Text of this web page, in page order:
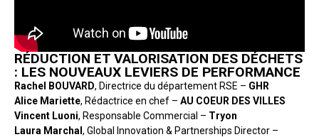
RÉDUCTION ET VALORISATION DES DÉCHETS
: LES NOUVEAUX LEVIERS DE PERFORMANCE
Rachel BOUVARD, Directrice du département RSE – GHR
Alice Mariette, Rédactrice en chef – AU COEUR DES VILLES
Vincent Luoni, Responsable Commercial – Tryon
Laura Marchal, Global Innovation & Partnerships Director –